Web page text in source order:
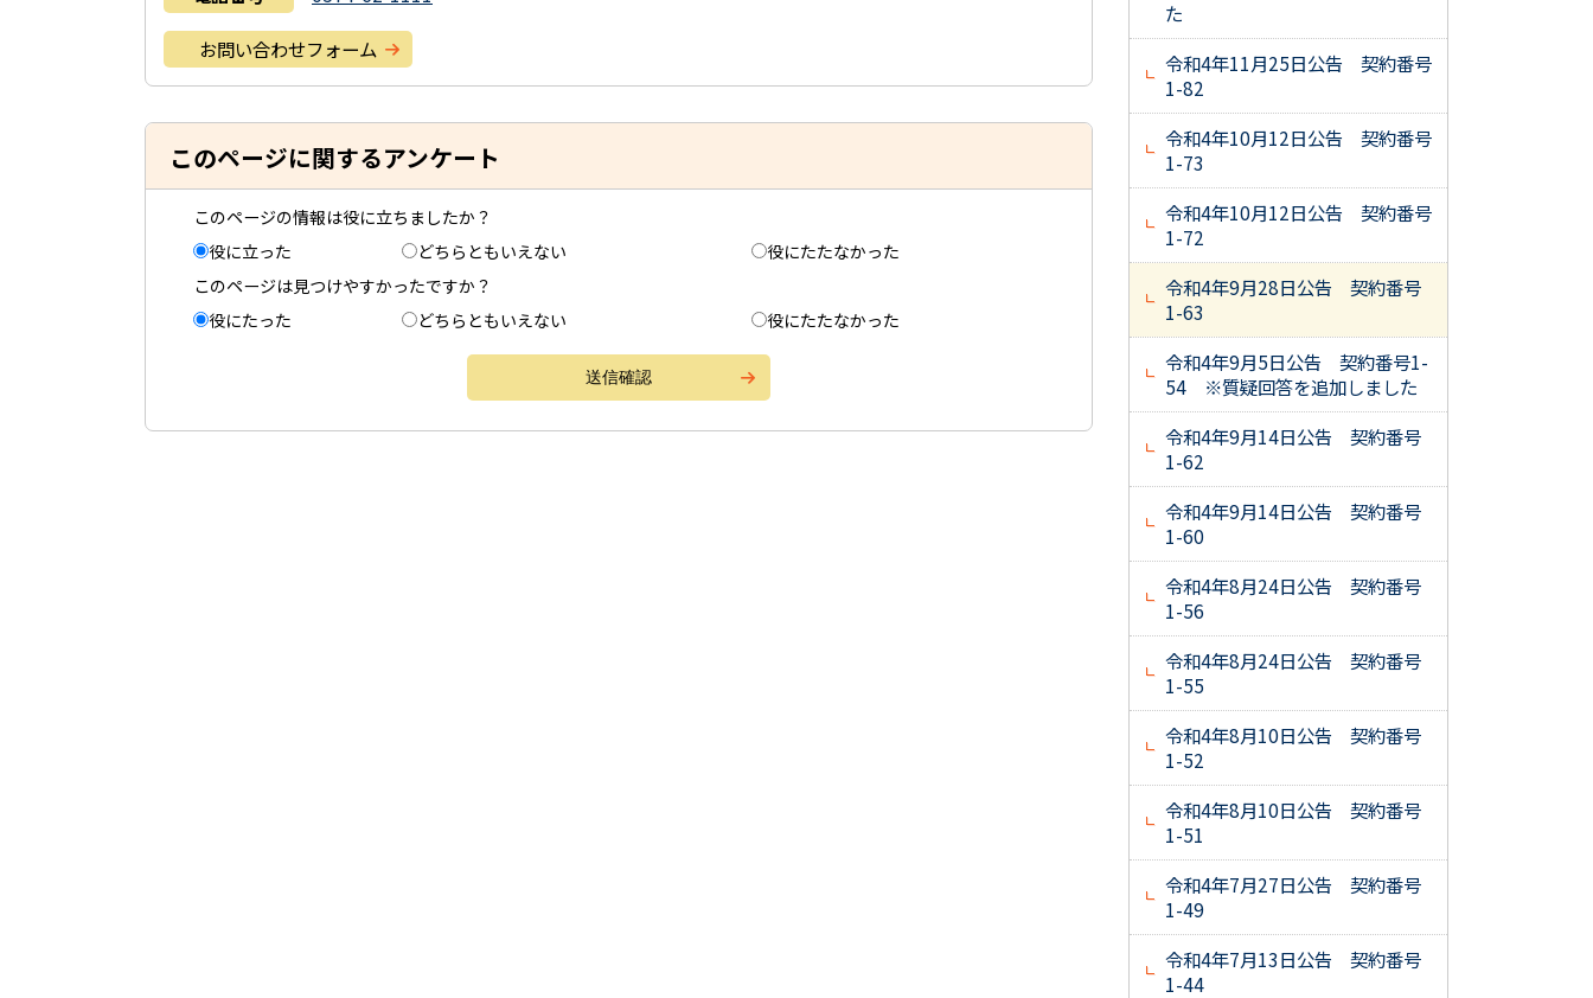
お問い合わせフォーム
このページに関するアンケート
このページの情報は役に立ちましたか？
役に立った
どちらともいえない
役にたたなかった
このページは見つけやすかったですか？
役にたった
どちらともいえない 役にたたなかった
た
令和4年11月25日公告 契約番号
1-82
令和4年10月12日公告 契約番号
1-73
令和4年10月12日公告 契約番号
1-72
令和4年9月28日公告 契約番号
1-63
令和4年9月5日公告 契約番号1-
54 ※質疑回答を追加しました
令和4年9月14日公告 契約番号
1-62
令和4年9月14日公告 契約番号
1-60
令和4年8月24日公告 契約番号
1-56
令和4年8月24日公告 契約番号
1-55
令和4年8月10日公告 契約番号
1-52
令和4年8月10日公告 契約番号
1-51
令和4年7月27日公告 契約番号
1-49
令和4年7月13日公告 契約番号
1-44